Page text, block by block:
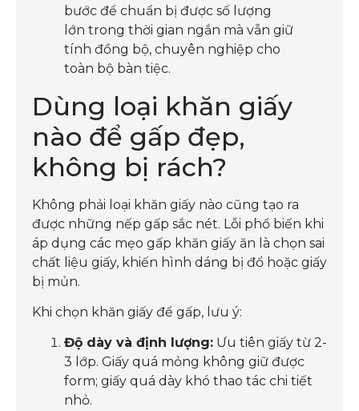
bước để chuẩn bị được số lượng
lớn trong thời gian ngắn mà vẫn giữ
tính đồng bộ, chuyên nghiệp cho
toàn bộ bàn tiệc.
Dùng loại khăn giấy
nào để gấp đẹp,
không bị rách?
Không phải loại khăn giấy nào cũng tạo ra
được những nếp gấp sắc nét. Lỗi phổ biến khi
áp dụng các mẹo gấp khăn giấy ăn là chọn sai
chất liệu giấy, khiến hình dáng bị đổ hoặc giấy
bị mủn.
Khi chọn khăn giấy để gấp, lưu ý:
Độ dày và định lượng: Ưu tiên giấy từ 2-
3 lớp. Giấy quá mỏng không giữ được
form; giấy quá dày khó thao tác chi tiết
nhỏ.